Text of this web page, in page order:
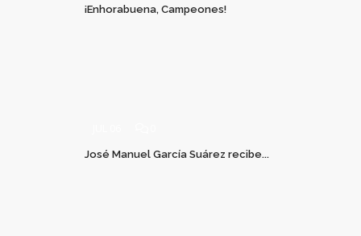
¡Enhorabuena, Campeones!
José Manuel García Suárez recibe...